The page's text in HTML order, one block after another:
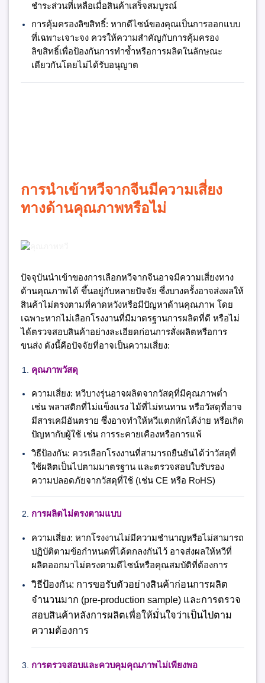
ชำระส่วนที่เหลือเมื่อสินค้าเสร็จสมบูรณ์
การคุ้มครองลิขสิทธิ์: หากดีไซน์ของคุณเป็นการออกแบบ
ที่เฉพาะเจาะจง ควรให้ความสำคัญกับการคุ้มครอง
ลิขสิทธิ์เพื่อป้องกันการทำซ้ำหรือการผลิตในลักษณะ
เดียวกันโดยไม่ได้รับอนุญาต
การนำเข้าหวีจากจีนมีความเสี่ยง
ทางด้านคุณภาพหรือไม่
ปัจจุบันนำเข้าของการเลือกหวีจากจีนอาจมีความเสี่ยงทาง
ด้านคุณภาพได้ ขึ้นอยู่กับหลายปัจจัย ซึ่งบางครั้งอาจส่งผลให้
สินค้าไม่ตรงตามที่คาดหวังหรือมีปัญหาด้านคุณภาพ โดย
เฉพาะหากไม่เลือกโรงงานที่มีมาตรฐานการผลิตที่ดี หรือไม่
ได้ตรวจสอบสินค้าอย่างละเอียดก่อนการสั่งผลิตหรือการ
ขนส่ง ดังนี้คือปัจจัยที่อาจเป็นความเสี่ยง:
คุณภาพวัสดุ
ความเสี่ยง: หวีบางรุ่นอาจผลิตจากวัสดุที่มีคุณภาพต่ำ
เช่น พลาสติกที่ไม่แข็งแรง ไม้ที่ไม่ทนทาน หรือวัสดุที่อาจ
มีสารเคมีอันตราย ซึ่งอาจทำให้หวีแตกหักได้ง่าย หรือเกิด
ปัญหากับผู้ใช้ เช่น การระคายเคืองหรือการแพ้
วิธีป้องกัน: ควรเลือกโรงงานที่สามารถยืนยันได้ว่าวัสดุที่
ใช้ผลิตเป็นไปตามมาตรฐาน และตรวจสอบใบรับรอง
ความปลอดภัยจากวัสดุที่ใช้ (เช่น CE หรือ RoHS)
การผลิตไม่ตรงตามแบบ
ความเสี่ยง: หากโรงงานไม่มีความชำนาญหรือไม่สามารถ
ปฏิบัติตามข้อกำหนดที่ได้ตกลงกันไว้ อาจส่งผลให้หวีที่
ผลิตออกมาไม่ตรงตามดีไซน์หรือคุณสมบัติที่ต้องการ
วิธีป้องกัน: การขอรับตัวอย่างสินค้าก่อนการผลิต
จำนวนมาก (pre-production sample) และการตรวจ
สอบสินค้าหลังการผลิตเพื่อให้มั่นใจว่าเป็นไปตาม
ความต้องการ
การตรวจสอบและควบคุมคุณภาพไม่เพียงพอ